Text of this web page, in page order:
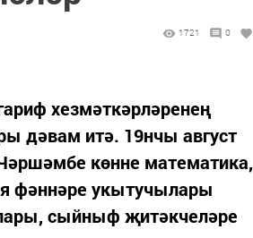
1721 0
хезмәткәрләренең
дәвам итә. 19нчы август
көнне математика,
фәннәре укытучылары
сыйныф җитәкчеләре